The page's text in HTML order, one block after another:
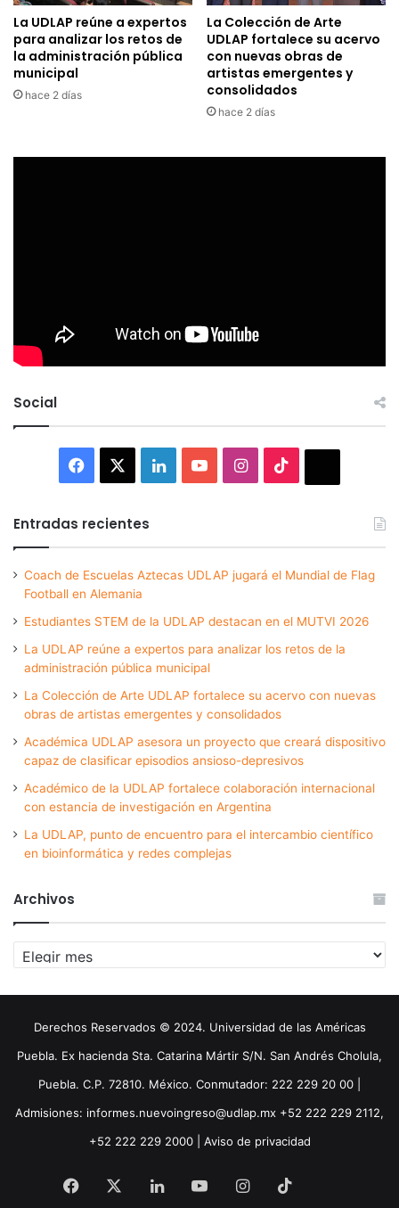
La UDLAP reúne a expertos
para analizar los retos de
la administración pública
municipal
hace 2 días
La Colección de Arte
UDLAP fortalece su acervo
con nuevas obras de
artistas emergentes y
consolidados
hace 2 días
Social
Facebook LinkedInYouTubeInstagram
Entradas recientes
Coach de Escuelas Aztecas UDLAP jugará el Mundial de Flag
Football en Alemania
Estudiantes STEM de la UDLAP destacan en el MUTVI 2026
La UDLAP reúne a expertos para analizar los retos de la
administración pública municipal
La Colección de Arte UDLAP fortalece su acervo con nuevas
obras de artistas emergentes y consolidados
Académica UDLAP asesora un proyecto que creará dispositivo
capaz de clasificar episodios ansioso-depresivos
Académico de la UDLAP fortalece colaboración internacional
con estancia de investigación en Argentina
La UDLAP, punto de encuentro para el intercambio científico
en bioinformática y redes complejas
Archivos
Archivos
Derechos Reservados © 2024. Universidad de las Américas
Puebla. Ex hacienda Sta. Catarina Mártir S/N. San Andrés Cholula,
Puebla. C.P. 72810. México. Conmutador: 222 229 20 00 |
Admisiones: informes.nuevoingreso@udlap.mx +52 222 229 2112,
+52 222 229 2000 | Aviso de privacidad
Facebook LinkedInYouTubeInstagram